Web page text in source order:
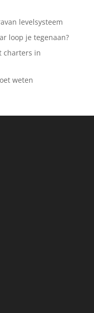
levelsysteem
loop je tegenaan?
charters in
weten